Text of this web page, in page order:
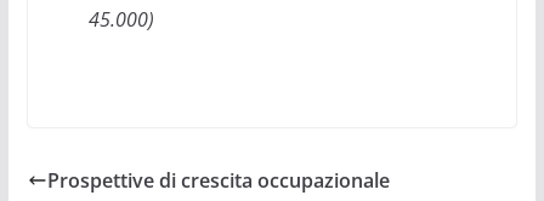
45.000)
Prospettive di crescita occupazionale